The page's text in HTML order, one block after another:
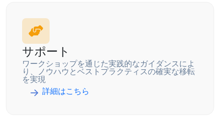
サポート
ワークショップを通じた実践的なガイダンスによ
り、ノウハウとベストプラクティスの確実な移転
を実現
詳細はこちら